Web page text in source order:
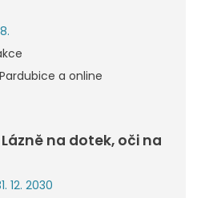
a online
na dotek, oči na
12. 2030